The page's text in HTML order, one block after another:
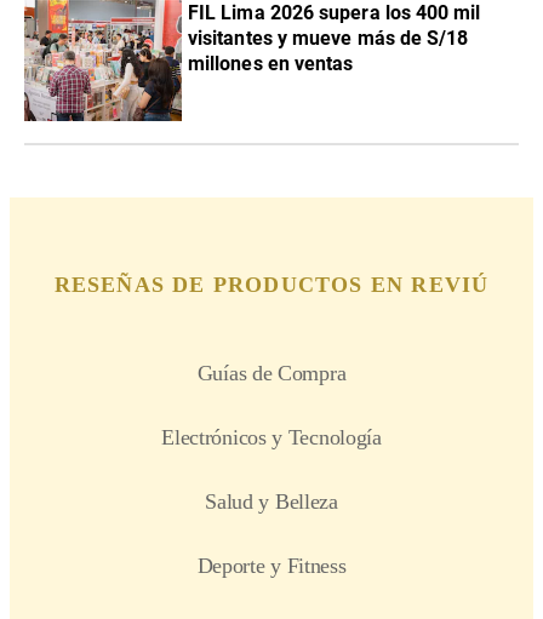
FIL Lima 2026 supera los 400 mil
visitantes y mueve más de S/18
millones en ventas